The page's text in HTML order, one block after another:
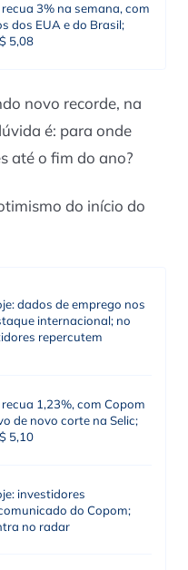
3% na semana, com
dos EUA e do Brasil;
5,08
novo recorde, na
é: para onde
até o fim do ano?
do início do
dados de emprego nos
internacional; no
repercutem
1,23%, com Copom
de novo corte na Selic;
5,10
investidores
do Copom;
no radar